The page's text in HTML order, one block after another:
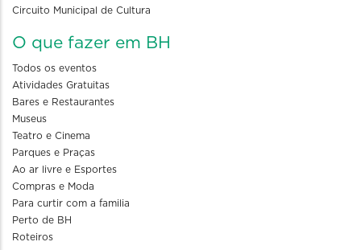
Circuito Municipal de Cultura
O que fazer em BH
Todos os eventos
Atividades Gratuitas
Bares e Restaurantes
Museus
Teatro e Cinema
Parques e Praças
Ao ar livre e Esportes
Compras e Moda
Para curtir com a familia
Perto de BH
Roteiros